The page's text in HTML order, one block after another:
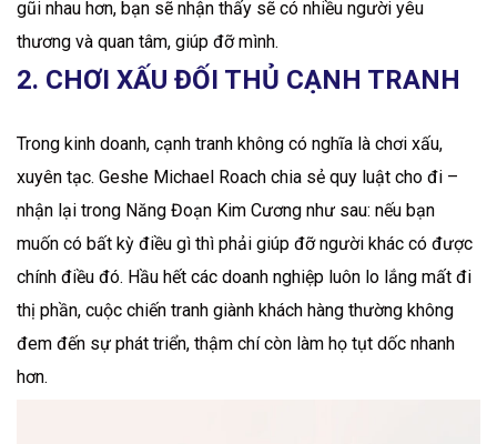
gũi nhau hơn, bạn sẽ nhận thấy sẽ có nhiều người yêu
thương và quan tâm, giúp đỡ mình.
2. CHƠI XẤU ĐỐI THỦ CẠNH TRANH
Trong kinh doanh, cạnh tranh không có nghĩa là chơi xấu,
xuyên tạc. Geshe Michael Roach chia sẻ quy luật cho đi –
nhận lại trong Năng Đoạn Kim Cương như sau: nếu bạn
muốn có bất kỳ điều gì thì phải giúp đỡ người khác có được
chính điều đó. Hầu hết các doanh nghiệp luôn lo lắng mất đi
thị phần, cuộc chiến tranh giành khách hàng thường không
đem đến sự phát triển, thậm chí còn làm họ tụt dốc nhanh
hơn.